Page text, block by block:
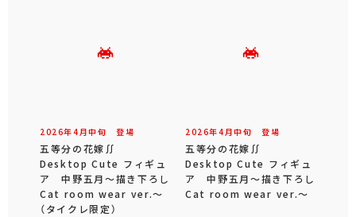
2026年4 月中旬 登場
五等分の花嫁∬
Desktop Cute フィギュ
ア 中野五月～描き下ろし
Cat room wear ver.～
（タイクレ限定）
2026年4 月中旬 登場
五等分の花嫁∬
Desktop Cute フィギュ
ア 中野五月～描き下ろし
Cat room wear ver.～